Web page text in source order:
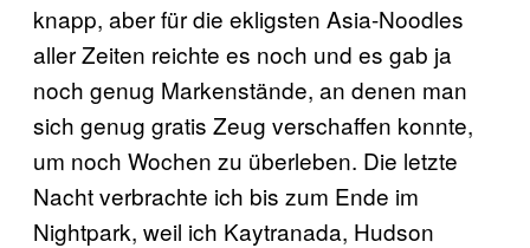
knapp, aber für die ekligsten Asia-Noodles
aller Zeiten reichte es noch und es gab ja
noch genug Markenstände, an denen man
sich genug gratis Zeug verschaffen konnte,
um noch Wochen zu überleben. Die letzte
Nacht verbrachte ich bis zum Ende im
Nightpark, weil ich Kaytranada, Hudson